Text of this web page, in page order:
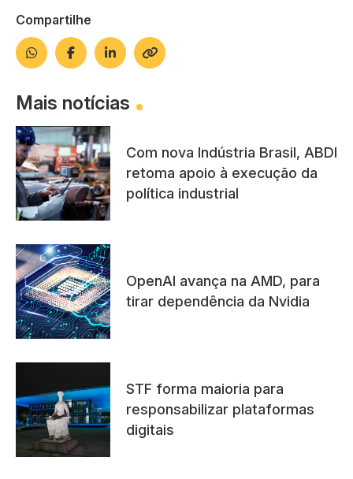
Compartilhe
Mais notícias
Com nova Indústria Brasil, ABDI
retoma apoio à execução da
política industrial
OpenAI avança na AMD, para
tirar dependência da Nvidia
STF forma maioria para
responsabilizar plataformas
digitais